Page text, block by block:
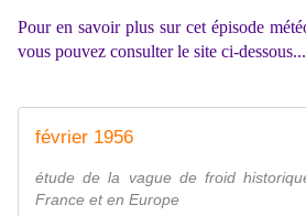
Pour en savoir plus sur cet épisode
vous pouvez consulter le site ci-dessous...
février 1956
étude de la vague de froid
France et en Europe